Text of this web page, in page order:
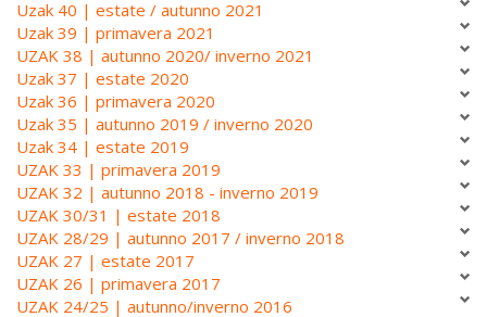
Uzak 40 | estate / autunno 2021
Uzak 39 | primavera 2021
UZAK 38 | autunno 2020/ inverno 2021
Uzak 37 | estate 2020
Uzak 36 | primavera 2020
Uzak 35 | autunno 2019 / inverno 2020
Uzak 34 | estate 2019
UZAK 33 | primavera 2019
UZAK 32 | autunno 2018 - inverno 2019
UZAK 30/31 | estate 2018
UZAK 28/29 | autunno 2017 / inverno 2018
UZAK 27 | estate 2017
UZAK 26 | primavera 2017
UZAK 24/25 | autunno/inverno 2016